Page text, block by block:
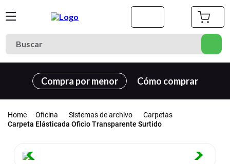
Buscar
Compra por menor Cómo comprar
Oficina Sistemas de archivo
Carpetas
Carpeta Elásticada Oficio Transparente Surtido
Términos más buscados
cuaderno
3. goma eva
5.